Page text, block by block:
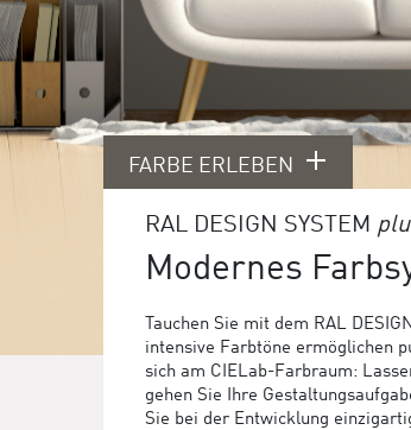
FARBE ERLEBEN
RAL DESIGN SYSTEM
Modernes
Tauchen Sie mit dem RAL
intensive Farbtöne ermöglichen
sich am CIELab-Farbraum:
gehen Sie Ihre
Sie bei der Entwicklung